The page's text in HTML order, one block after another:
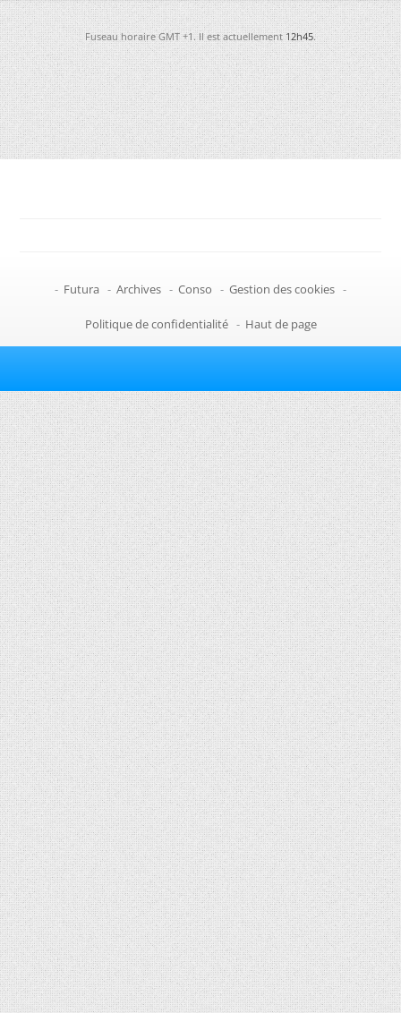
Fuseau horaire GMT +1. Il est actuellement12h45.
- Futura - Archives - Conso - Gestion des cookies -
Politique de confidentialité - Haut de page